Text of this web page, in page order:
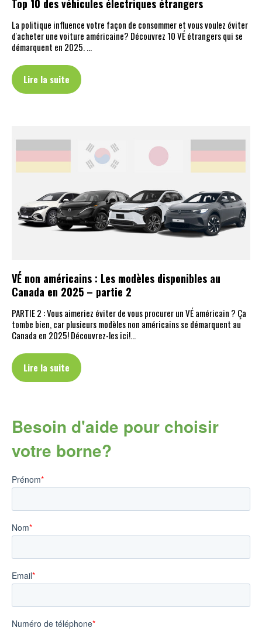
Top 10 des véhicules électriques étrangers
La politique influence votre façon de consommer et vous voulez éviter
d'acheter une voiture américaine? Découvrez 10 VÉ étrangers qui se
démarquent en 2025. …
Lire la suite
VÉ non américains : Les modèles disponibles au
Canada en 2025 – partie 2
PARTIE 2 : Vous aimeriez éviter de vous procurer un VÉ américain ? Ça
tombe bien, car plusieurs modèles non américains se démarquent au
Canada en 2025! Découvrez-les ici!…
Lire la suite